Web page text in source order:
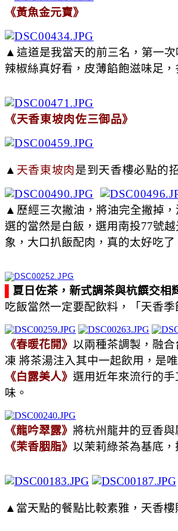
《黃魚金元寶》
▲ 這道是我當天的前三名，第一
辣椒絲真好看，皮薄餡飽滋味足，
《天香東坡肉佐三御品》
▲ 天香東坡肉是到天香樓必點的
▲ 歷經三次撇油，將油完全撇掉
選的當然是白飯，選用南投77號
象，大口扒飯配肉，真的太好吃了
夏日佐茶，新式調茶與杭饌交相
吃飯當然一定要配飲料，「天香
《春暖花開》 以兩種茶調製，融
凍 將茶湯注入其中一起飲用，是
《白露美人》 選用近年來流行的
味。
《龍吟翠露》 將杭州龍井的豆香與
《茉香胭脂》 以茉莉綠茶為基底
▲當天點的餐點比較素雅，天香